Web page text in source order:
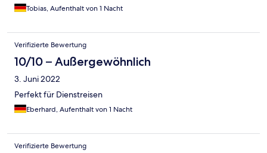
Tobias, Aufenthalt von 1 Nacht
Verifizierte Bewertung
10/10 – Außergewöhnlich
3. Juni 2022
Perfekt für Dienstreisen
Eberhard, Aufenthalt von 1 Nacht
Verifizierte Bewertung